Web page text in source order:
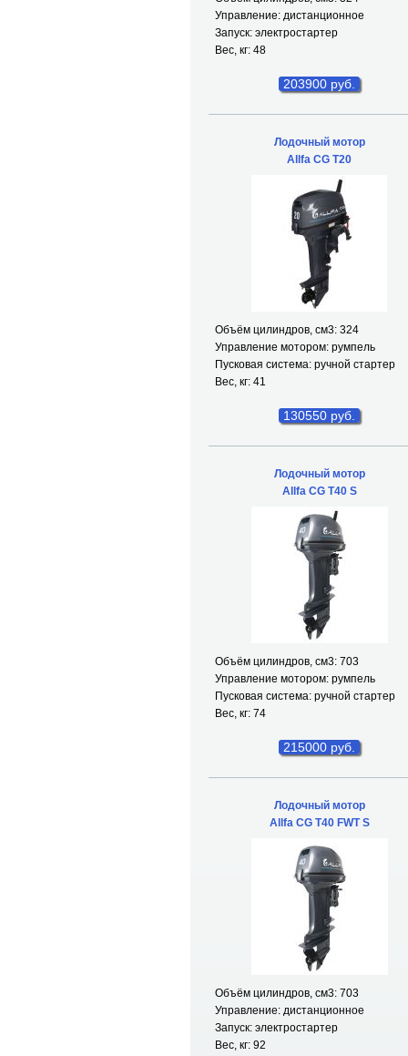
Управление: дистанционное
Запуск: электростартер
Вес, кг: 48
203900 руб.
Лодочный мотор
Allfa CG T20
Объём цилиндров, см3: 324
Управление мотором: румпель
Пусковая система: ручной стартер
Вес, кг: 41
130550 руб.
Лодочный мотор
Allfa CG T40 S
Объём цилиндров, см3: 703
Управление мотором: румпель
Пусковая система: ручной стартер
Вес, кг: 74
215000 руб.
Лодочный мотор
Allfa CG T40 FWT S
Объём цилиндров, см3: 703
Управление: дистанционное
Запуск: электростартер
Вес, кг: 92